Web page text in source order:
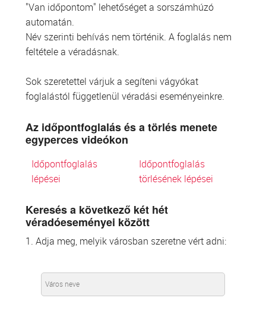
"Van időpontom" lehetőséget a sorszámhúzó
automatán.
Név szerinti behívás nem történik. A foglalás nem
feltétele a véradásnak.
Sok szeretettel várjuk a segíteni vágyókat
foglalástól függetlenül véradási eseményeinkre.
Az időpontfoglalás és a törlés menete
egyperces videókon
Időpontfoglalás
lépései
Időpontfoglalás
törlésének lépései
Keresés a következő két hét
véradóeseményei között
1. Adja meg, melyik városban szeretne vért adni: